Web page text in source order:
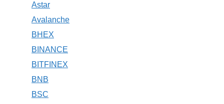
Astar
Avalanche
BHEX
BINANCE
BITFINEX
BNB
BSC